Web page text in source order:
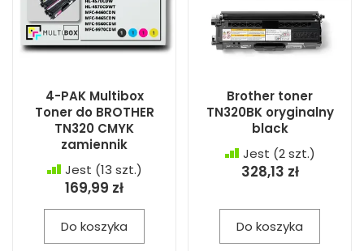
4-PAK Multibox
Toner do BROTHER
TN320 CMYK
zamiennik
Jest (13 szt.)
169,99 zł
Do koszyka
Brother toner
TN320BK oryginalny
black
Jest (2 szt.)
328,13 zł
Do koszyka